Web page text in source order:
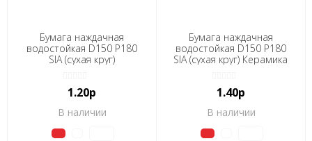
Бумага наждачная
водостойкая D150 Р180
SIA (сухая круг)
1.20р
В наличии
Бумага наждачная
водостойкая D150 Р180
SIA (сухая круг) Керамика
1.40р
В наличии